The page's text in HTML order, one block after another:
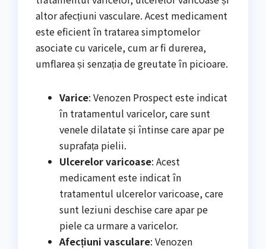
altor afecțiuni vasculare. Acest medicament
este eficient în tratarea simptomelor
asociate cu varicele, cum ar fi durerea,
umflarea și senzația de greutate în picioare.
Varice: Venozen Prospect este indicat
în tratamentul varicelor, care sunt
venele dilatate și întinse care apar pe
suprafața pielii.
Ulcerelor varicoase: Acest
medicament este indicat în
tratamentul ulcerelor varicoase, care
sunt leziuni deschise care apar pe
piele ca urmare a varicelor.
Afecțiuni vasculare: Venozen